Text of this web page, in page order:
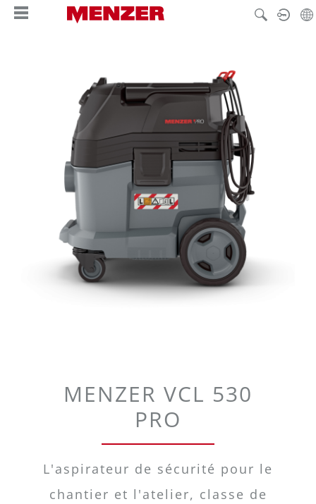
principal
MENZER VCL 530
PRO
L'aspirateur de sécurité pour le
chantier et l'atelier, classe de